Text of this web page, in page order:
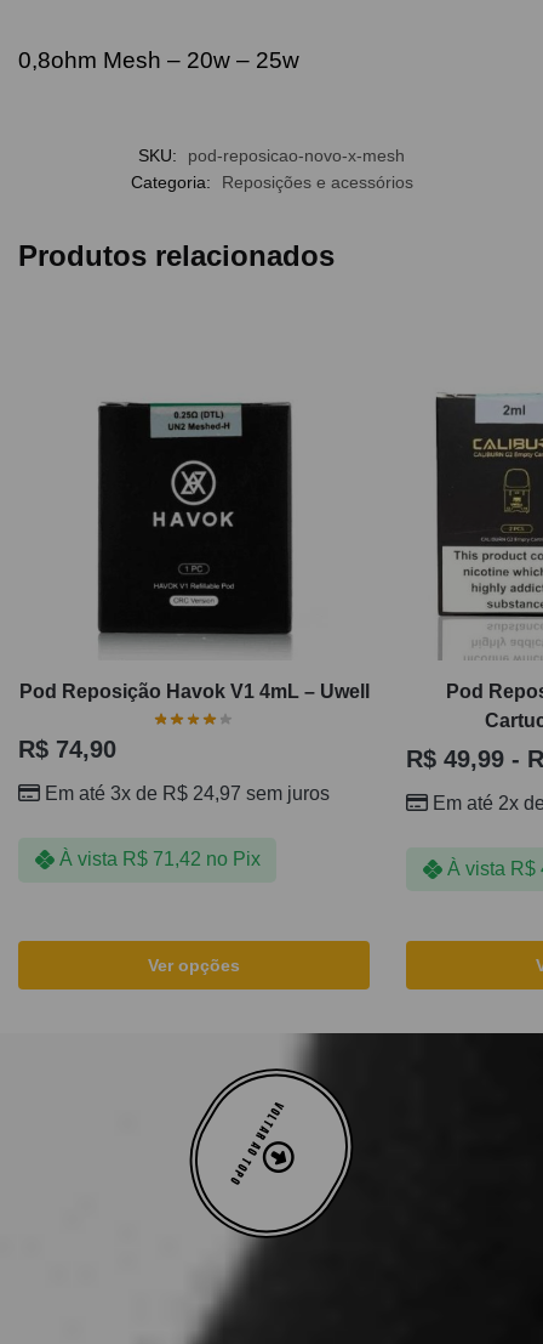
0,8ohm Mesh – 20w – 25w
SKU:
pod-reposicao-novo-x-mesh
Categoria:
Reposições e acessórios
Produtos relacionados
Pod Reposição Havok V1 4mL – Uwell
R$ 74,90
Em até 3x de R$ 24,97 sem juros
À vista R$71,42 no Pix
Ver opções
Pod
R$ 49,99 -
Em até 2x
À vista R$
VOLTAR AO TOPO